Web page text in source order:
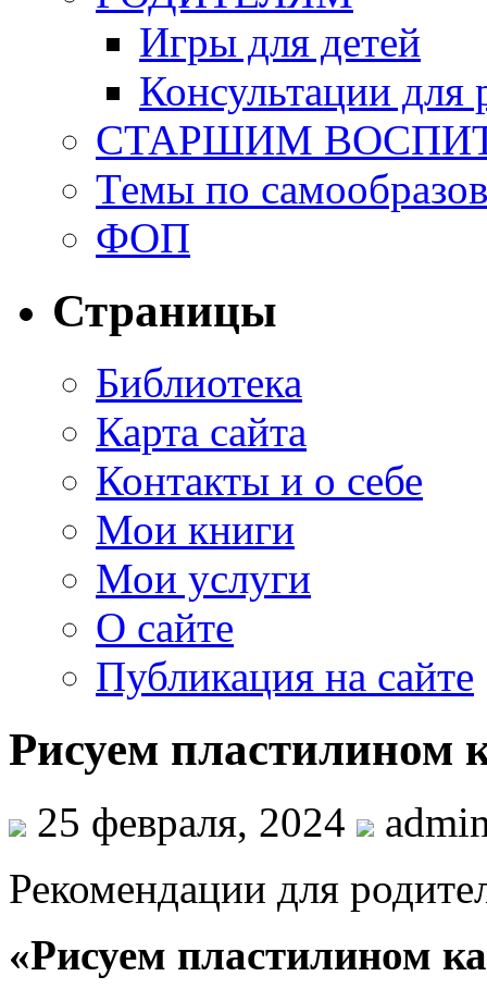
Игры для детей
Консультации для
СТАРШИМ
Темы по
ФОП
Страницы
Библиотека
Карта сайта
Контакты и о себе
Мои книги
Мои услуги
О сайте
Публикация на сайте
Рисуем пластилином
25 февраля, 2024
Рекомендации для
«Рисуем пластилином